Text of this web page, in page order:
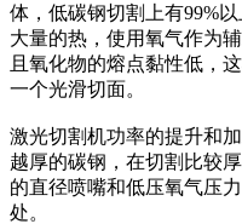
体，低碳钢切割上有99%
大量的热，使用氧气作为
且氧化物的熔点黏性低，
一个光滑切面。
激光切割机功率的提升和
越厚的碳钢，在切割比较
的直径喷嘴和低压氧气压
处。